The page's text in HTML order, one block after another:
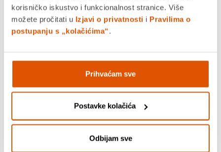
korisničko iskustvo i funkcionalnost stranice. Više
možete pročitati u Izjavi o privatnosti i Pravilima o
postupanju s „kolačićima“.
Prihvaćam sve
Postavke kolačića
Odbijam sve
DODAJTE U KOŠARICU
MOGLO BI VAS ZANIMATI I OVO